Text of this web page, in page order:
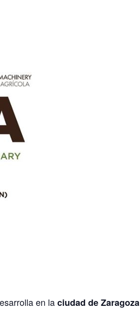
en laciudad de Zaragoza